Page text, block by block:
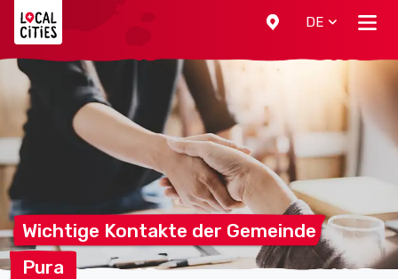
DE
Wichtige Kontakte der Gemeinde
Pura